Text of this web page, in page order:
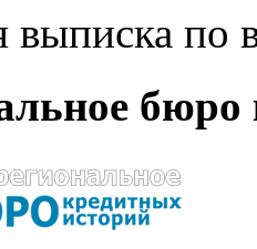
выписка
бюро